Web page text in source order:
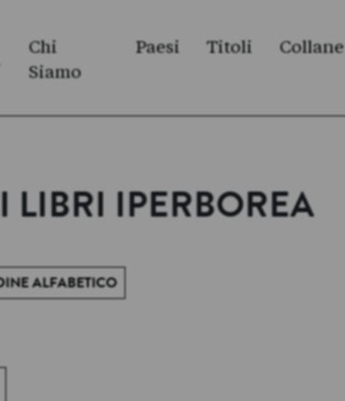
Chi
Siamo
Paesi Titoli Collane
LIBRI IPERBOREA
ALFABETICO